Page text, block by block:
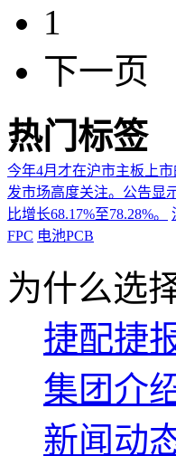
1
下一页
热门标签
今年4月才在沪市主板上
发市场高度关注。公告显
比增长68.17%至78.28%。
FPC 电池PCB
为什么选
捷配捷
集团介
新闻动